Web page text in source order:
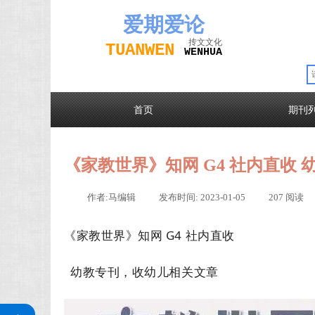
爱期爱论
TUANWEN WENHUA
抟文文化
首页 期刊
《家教世界》知网 G4 社内直收
作者:马编辑 发布时间: 2023-01-05 207 阅读
《家教世界》知网 G4 社内直收
幼教专刊，收幼儿相关文章
关注公众号